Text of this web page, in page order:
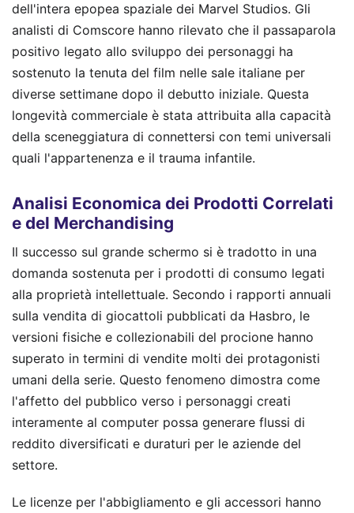
dell'intera epopea spaziale dei Marvel Studios. Gli
analisti di Comscore hanno rilevato che il passaparola
positivo legato allo sviluppo dei personaggi ha
sostenuto la tenuta del film nelle sale italiane per
diverse settimane dopo il debutto iniziale. Questa
longevità commerciale è stata attribuita alla capacità
della sceneggiatura di connettersi con temi universali
quali l'appartenenza e il trauma infantile.
Analisi Economica dei Prodotti Correlati
e del Merchandising
Il successo sul grande schermo si è tradotto in una
domanda sostenuta per i prodotti di consumo legati
alla proprietà intellettuale. Secondo i rapporti annuali
sulla vendita di giocattoli pubblicati da Hasbro, le
versioni fisiche e collezionabili del procione hanno
superato in termini di vendite molti dei protagonisti
umani della serie. Questo fenomeno dimostra come
l'affetto del pubblico verso i personaggi creati
interamente al computer possa generare flussi di
reddito diversificati e duraturi per le aziende del
settore.
Le licenze per l'abbigliamento e gli accessori hanno